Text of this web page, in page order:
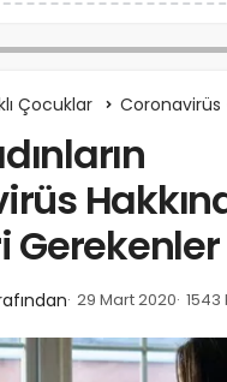
Çocuklar Coronavirüs
Gerekenler
29 Mart 2020